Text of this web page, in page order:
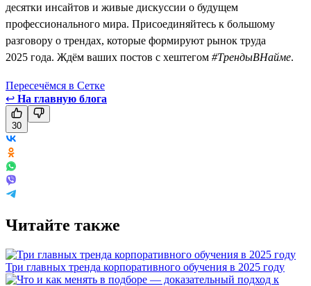
десятки инсайтов и живые дискуссии о будущем
профессионального мира. Присоединяйтесь к большому
разговору о трендах, которые формируют рынок труда
2025 года. Ждём ваших постов с хештегом #ТрендыВНайме.
Пересечёмся в Сетке
↩ На главную блога
30
Читайте также
Три главных тренда корпоративного обучения в 2025 году